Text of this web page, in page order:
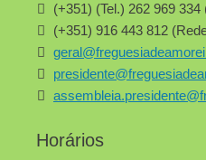
(+351) (Tel.) 262 969
(+351) 916 443 812
Horários